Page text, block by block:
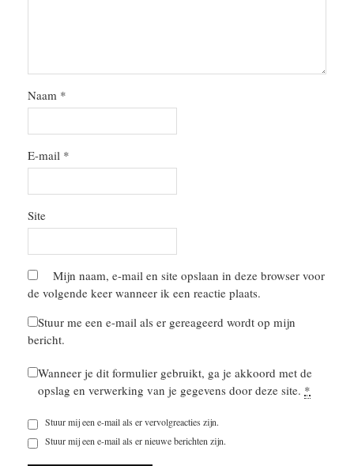
Naam *
E-mail *
Site
Mijn naam, e-mail en site opslaan in deze browser voor
de volgende keer wanneer ik een reactie plaats.
Stuur me een e-mail als er gereageerd wordt op mijn
bericht.
Wanneer je dit formulier gebruikt, ga je akkoord met de
opslag en verwerking van je gegevens door deze site. *
Stuur mij een e-mail als er vervolgreacties zijn.
Stuur mij een e-mail als er nieuwe berichten zijn.